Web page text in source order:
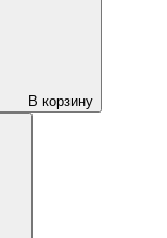
В корзину